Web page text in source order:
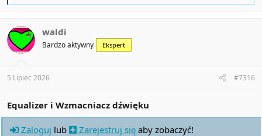
t
i
o
s
:
waldi
Bardzo aktywny Ekspert
5 Lipiec 2026 #7316
Equalizer i Wzmacniacz dźwięku
Zaloguj lub Zarejestruj się aby zobaczyć!